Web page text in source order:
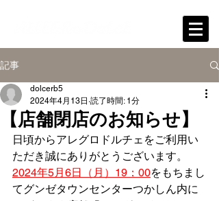
記事
【店舗閉店のお知らせ】
dolcerb5
2024年4月13日 読了時間: 1分
日頃からアレグロドルチェをご利用い
ただき誠にありがとうございます。
2024年5月6日（月）19：00をもちまし
てグンゼタウンセンターつかしん内に